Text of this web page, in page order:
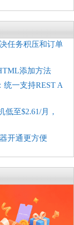
决任务积压和订单
添加方法
统一支持REST A
至$2.61/月，
开通更方便